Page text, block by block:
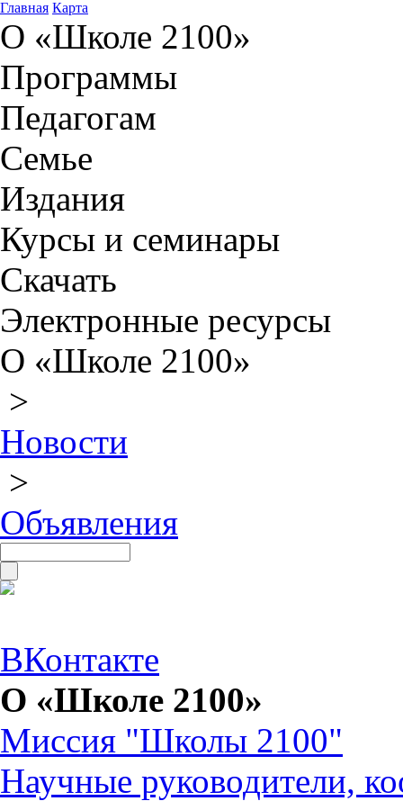
Главная Карта
О «Школе 2100»
Программы
Педагогам
Семье
Издания
Курсы и семинары
Скачать
Электронные ресурсы
О «Школе 2100»
>
Новости
>
Объявления
ВКонтакте
О «Школе 2100»
Миссия "Школы 2100"
Научные руководители,